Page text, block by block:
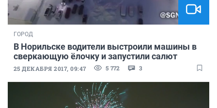
ГОРОД
В Норильске водители выстроили машины в
сверкающую ёлочку и запустили салют
25 ДЕКАБРЯ 2017, 09:47 5 772 3